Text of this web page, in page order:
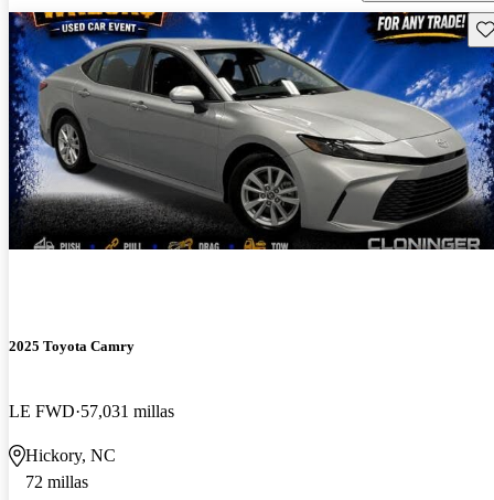
2025 Toyota Camry
LE FWD 57,031 millas
Hickory, NC
72 millas